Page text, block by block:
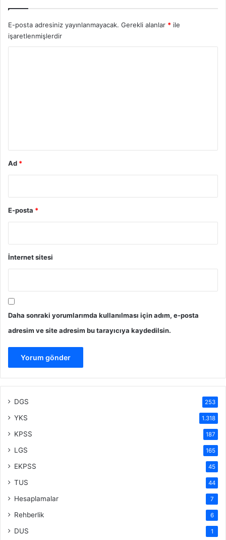
E-posta adresiniz yayınlanmayacak. Gerekli alanlar * ile
işaretlenmişlerdir
Ad *
E-posta *
İnternet sitesi
Daha sonraki yorumlarımda kullanılması için adım, e-posta
adresim ve site adresim bu tarayıcıya kaydedilsin.
DGS 253
YKS 1.318
KPSS 187
LGS 165
EKPSS 45
TUS 44
Hesaplamalar 7
Rehberlik 6
DUS 1